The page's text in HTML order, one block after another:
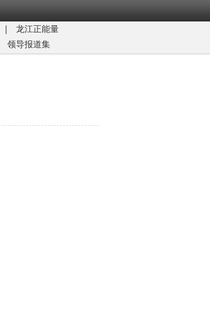
｜
龙江正能量​
领导报道集